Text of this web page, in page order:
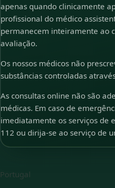
apenas quando clinicamente
profissional do médico
permanecem inteiramente ao
avaliação.
Os nossos médicos não
substâncias controladas
As consultas online não são
médicas. Em caso de
imediatamente os serviços de
112 ou dirija-se ao serviço de
Portugal